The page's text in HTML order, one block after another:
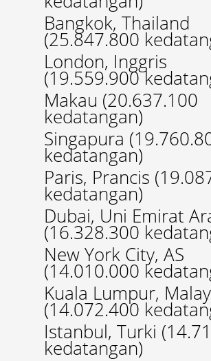
Bangkok, Thailand
(25.847.800
London, Inggris
(19.559.900
Makau (20.637.100
kedatangan)
Singapura
kedatangan)
Paris, Prancis
kedatangan)
Dubai, Uni Emirat
(16.328.300
New York City, AS
(14.010.000
Kuala Lumpur,
(14.072.400
Istanbul, Turki
kedatangan)